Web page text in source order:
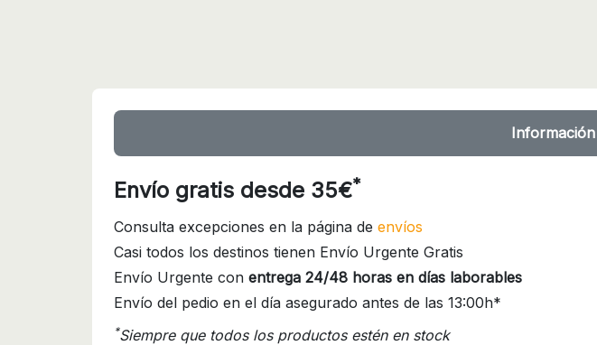
Envío gratis desde 35€*
Consulta excepciones en la página de envíos
Casi todos los destinos tienen Envío Urgente Gratis
Envío Urgente con entrega 24/48 horas en días laborables
Envío del pedio en el día asegurado antes de las 13:00h*
*Siempre que todos los productos estén en stock